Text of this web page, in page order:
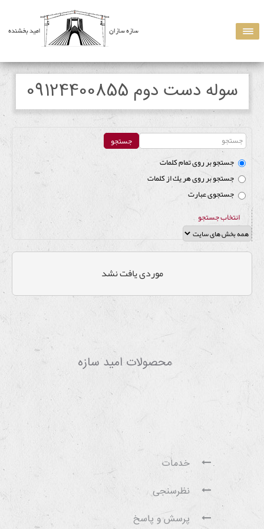
سوله دست دوم 09124400855
جستجو بر روی تمام كلمات
جستجو بر روی هر يك از كلمات
جستجوی عبارت
انتخاب جستجو
موردی يافت نشد
محصولات امید سازه
خدمات
نظرسنجی
پرسش و پاسخ